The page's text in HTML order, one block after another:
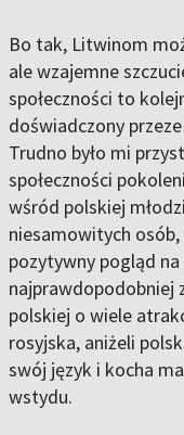
Bo tak, Litwinom
ale wzajemne
społeczności to
doświadczony
Trudno było mi
społeczności
wśród polskiej
niesamowitych
pozytywny pogląd
najprawdopodobniej
polskiej o wiele
rosyjska, aniżeli
swój język i kocha
wstydu.